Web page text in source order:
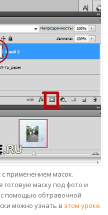
применением масок.
маску под фото и
помощью обтравочной
можно узнать в этом уроке.